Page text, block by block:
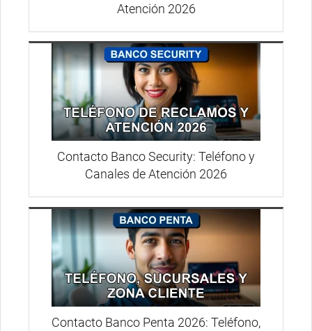
Atención 2026
Contacto Banco Security: Teléfono y
Canales de Atención 2026
Contacto Banco Penta 2026: Teléfono,